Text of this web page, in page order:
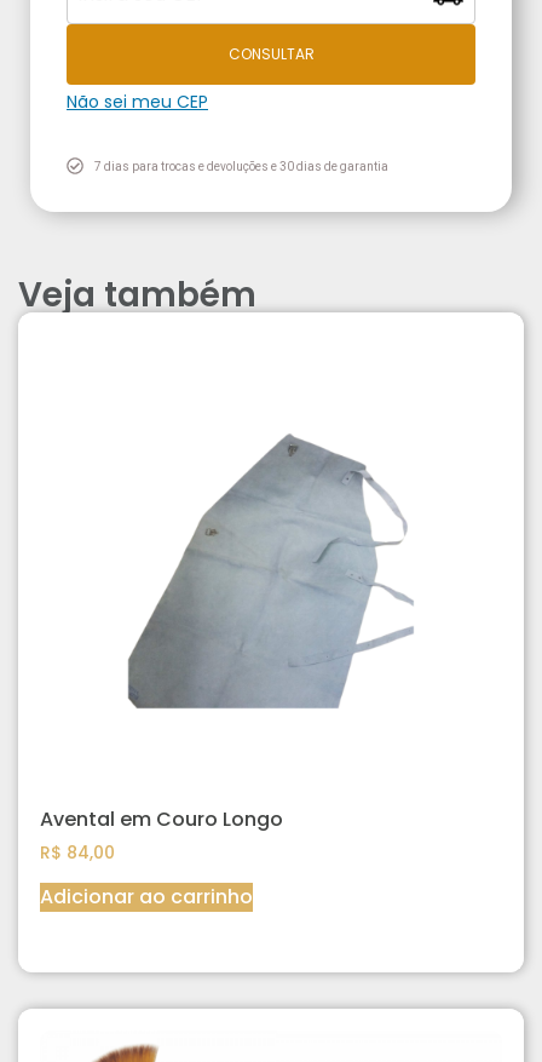
CONSULTAR
Não sei meu CEP
7 dias para trocas e devoluções e 30 dias de garantia
Veja também
Avental em Couro Longo
R$ 84,00
Adicionar ao carrinho